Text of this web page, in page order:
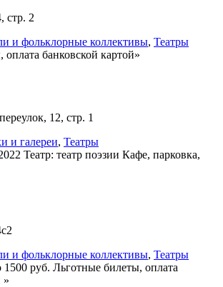
стр. 2
и фольклорные коллективы, Театры
банковской картой»
12, стр. 1
и галереи, Театры
Театр: театр поэзии Кафе, парковка,
и фольклорные коллективы, Театры
1500 руб. Льготные билеты, оплата
»